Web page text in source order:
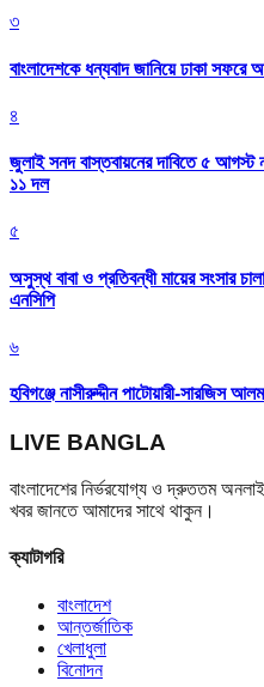
৩
বাংলাদেশকে ধন্যবাদ জানিয়ে ঢাকা
৪
জুলাই সনদ বাস্তবায়নের দাবিতে ৫ আগস্ট
১১ দল
৫
অসুস্থ বাবা ও প্রতিবন্ধী মায়ের সংসার
এনসিপি
৬
হবিগঞ্জে নাসীরুদ্দীন পাটোয়ারী-সারজিস
LIVE BANGLA
বাংলাদেশের নির্ভরযোগ্য ও দ্রুততম
খবর জানতে আমাদের সাথে থাকুন।
ক্যাটাগরি
বাংলাদেশ
আন্তর্জাতিক
খেলাধুলা
বিনোদন